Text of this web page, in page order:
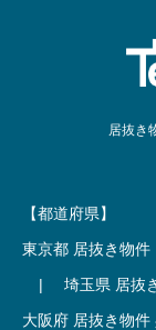
居抜き
【都道府県】
東京都 居抜き物件
|
埼玉県 居抜
大阪府 居抜き物件